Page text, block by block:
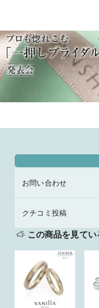
お問い合わせ
クチコミ投稿
この商品を見て